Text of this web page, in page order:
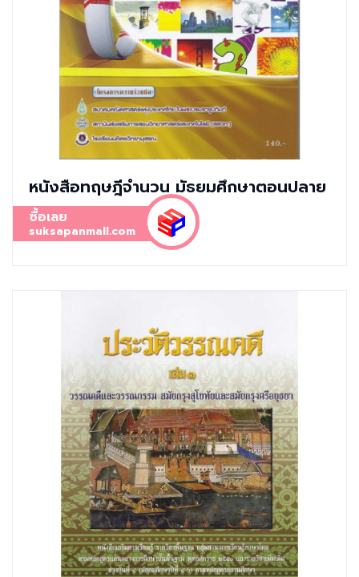
หนังสือทฤษฎีจำนวน มัธยมศึกษาตอนปลาย
ซื้อเลย
suksapanmall.com